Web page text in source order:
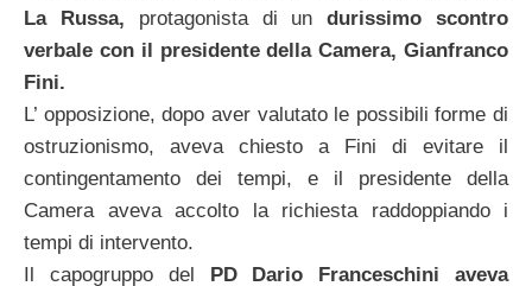
La Russa, protagonista di undurissimo scontro
verbale con il presidente della Camera, Gianfranco
Fini.
L’ opposizione, dopo aver valutato le possibili forme di
ostruzionismo, aveva chiesto a Fini di evitare il
contingentamento dei tempi, e il presidente della
Camera aveva accolto la richiesta raddoppiando i
tempi di intervento.
Il capogruppo del PD Dario Franceschini
aveva